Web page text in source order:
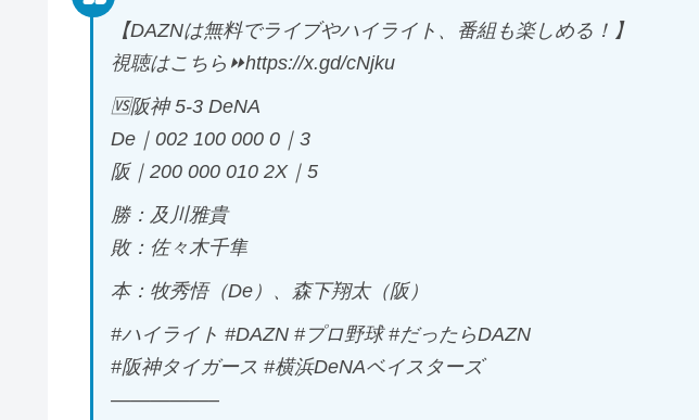
【DAZNは無料でライブやハイライト、番組も楽しめる！】
視聴はこちら⏩️https://x.gd/cNjku
🆚阪神 5-3 DeNA
De｜002 100 000 0｜3
阪｜200 000 010 2X｜5
勝：及川雅貴
敗：佐々木千隼
本：牧秀悟（De）、森下翔太（阪）
#ハイライト #DAZN #プロ野球 #だったらDAZN
#阪神タイガース #横浜DeNAベイスターズ
—————–